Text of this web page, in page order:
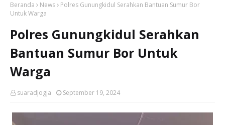
Beranda News
Polres Gunungkidul Serahkan Bantuan Sumur Bor
Untuk Warga
Polres Gunungkidul Serahkan
Bantuan Sumur Bor Untuk
Warga
suaradjogja September 19, 2024